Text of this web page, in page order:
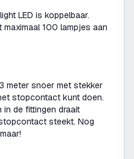
LED is koppelbaar.
100 lampjes aan
meter snoer met stekker
stopcontact kunt doen.
de fittingen draait
steekt. Nog